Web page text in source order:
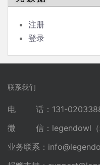
注册
登录
联系我们
电 话：131-
微 信：legendowl（科
业务联系：